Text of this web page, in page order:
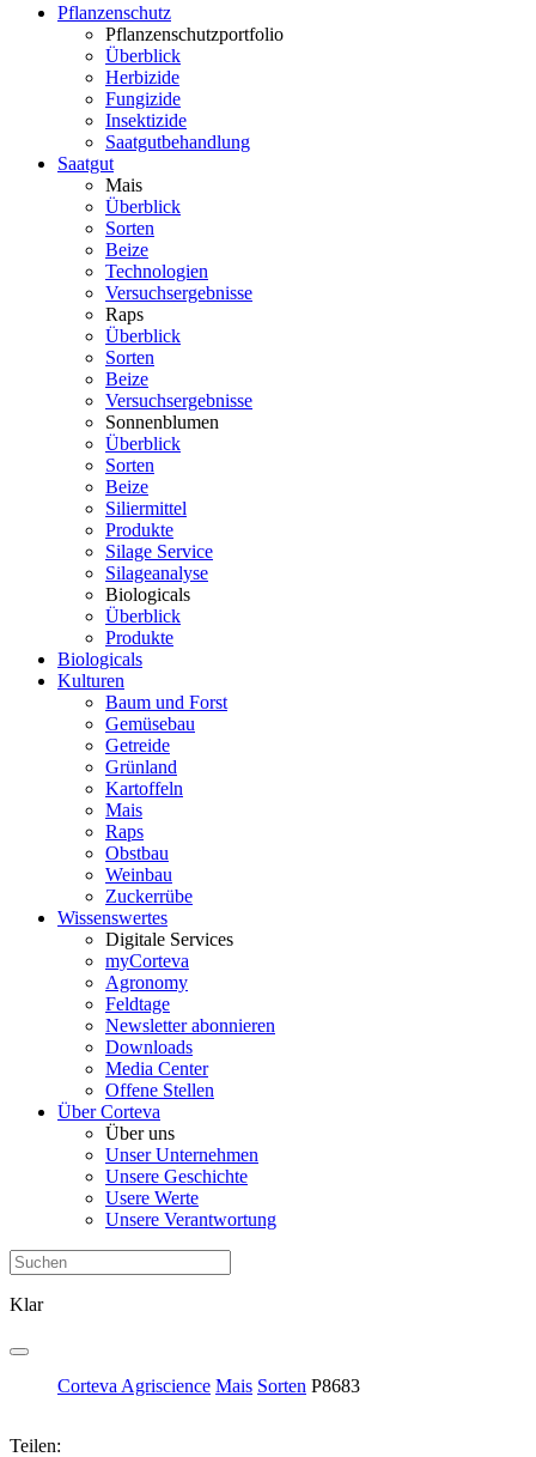
Pflanzenschutz
Pflanzenschutzportfolio
Überblick
Herbizide
Fungizide
Insektizide
Saatgutbehandlung
Saatgut
Mais
Überblick
Sorten
Beize
Technologien
Versuchsergebnisse
Raps
Überblick
Sorten
Beize
Versuchsergebnisse
Sonnenblumen
Überblick
Sorten
Beize
Siliermittel
Produkte
Silage Service
Silageanalyse
Biologicals
Überblick
Produkte
Biologicals
Kulturen
Baum und Forst
Gemüsebau
Getreide
Grünland
Kartoffeln
Mais
Raps
Obstbau
Weinbau
Zuckerrübe
Wissenswertes
Digitale Services
myCorteva
Agronomy
Feldtage
Newsletter abonnieren
Downloads
Media Center
Offene Stellen
Über Corteva
Über uns
Unser Unternehmen
Unsere Geschichte
Usere Werte
Unsere Verantwortung
Klar
Corteva Agriscience Mais Sorten P8683
Teilen: